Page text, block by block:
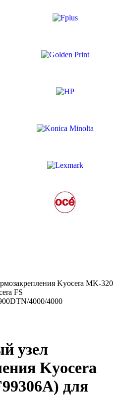
Kyocera MK-320
FS
4000/4000
узел
Kyocera
для